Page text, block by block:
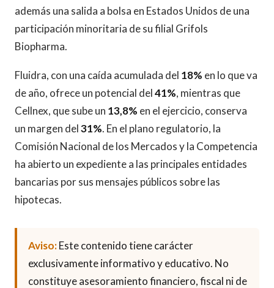
además una salida a bolsa en Estados Unidos de una
participación minoritaria de su filial Grifols
Biopharma.
Fluidra, con una caída acumulada del 18% en lo que va
de año, ofrece un potencial del41%, mientras que
Cellnex, que sube un 13,8% en el ejercicio, conserva
un margen del31%. En el plano regulatorio, la
Comisión Nacional de los Mercados y la Competencia
ha abierto un expediente a las principales entidades
bancarias por sus mensajes públicos sobre las
hipotecas.
Aviso:Este contenido tiene carácter
exclusivamente informativo y educativo. No
constituye asesoramiento financiero, fiscal ni de